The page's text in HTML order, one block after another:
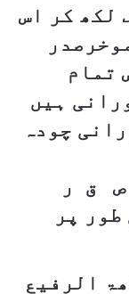
لکھ کر اس
تمام
ہیں
چودہ
ق ر
پر
الرفیع